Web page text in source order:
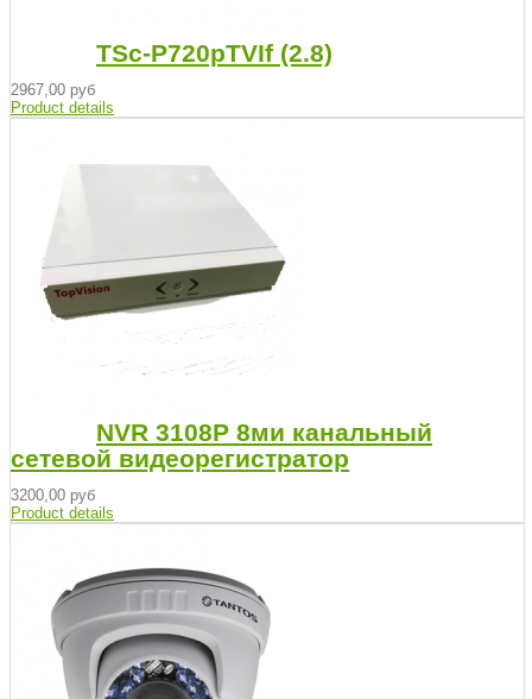
TSc-P720pTVIf (2.8)
2967,00 руб
Product details
NVR 3108P 8ми канальный
сетевой видеорегистратор
3200,00 руб
Product details